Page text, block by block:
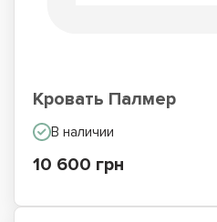
Кровать Палмер
В наличии
10 600 грн